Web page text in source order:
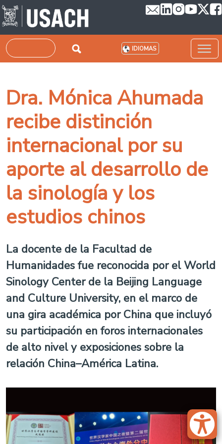
Pasar al contenido principal
Buscar IDIOMAS
Dra. Mónica Ahumada
recibe distinción
internacional por su
aporte al desarrollo de
la sinología y los
estudios chinos
La docente de la Facultad de
Humanidades fue reconocida por el World
Sinology Center de la Beijing Language
and Culture University, en el marco de
una gira académica por China que incluyó
su participación en foros internacionales
de alto nivel y exposiciones sobre la
relación China–América Latina.